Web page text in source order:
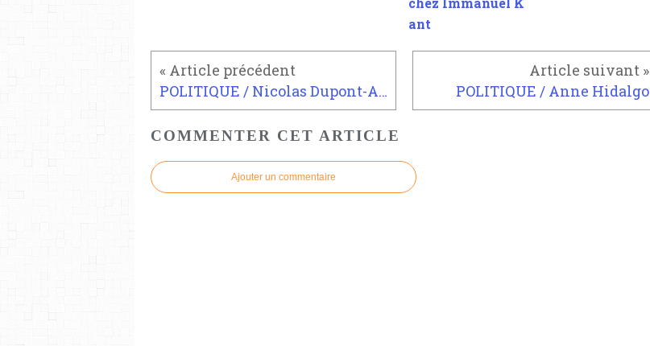
ant
POLITIQUE / Nicolas Dupont-Aignan POLITIQUE / Anne Hidalgo
COMMENTER CET ARTICLE
Ajouter un commentaire